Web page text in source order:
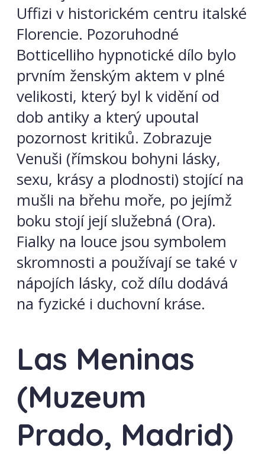
Uffizi v historickém centru italské
Florencie. Pozoruhodné
Botticelliho hypnotické dílo bylo
prvním ženským aktem v plné
velikosti, který byl k vidění od
dob antiky a který upoutal
pozornost kritiků. Zobrazuje
Venuši (římskou bohyni lásky,
sexu, krásy a plodnosti) stojící na
mušli na břehu moře, po jejímž
boku stojí její služebná (Ora).
Fialky na louce jsou symbolem
skromnosti a používají se také v
nápojích lásky, což dílu dodává
na fyzické i duchovní kráse.
Las Meninas
(Muzeum
Prado, Madrid)